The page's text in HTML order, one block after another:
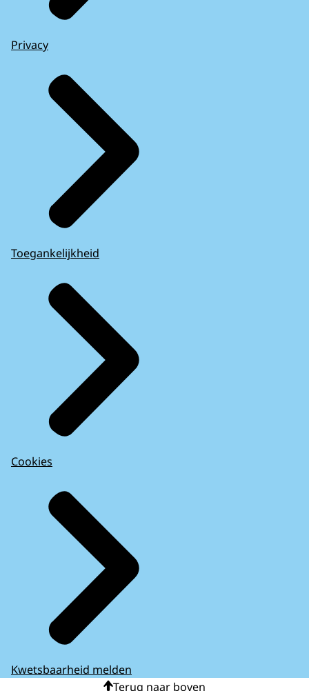
Privacy
Toegankelijkheid
Cookies
Kwetsbaarheid melden
Terug naar boven